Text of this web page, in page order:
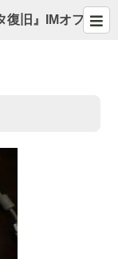
復旧』IMオフ